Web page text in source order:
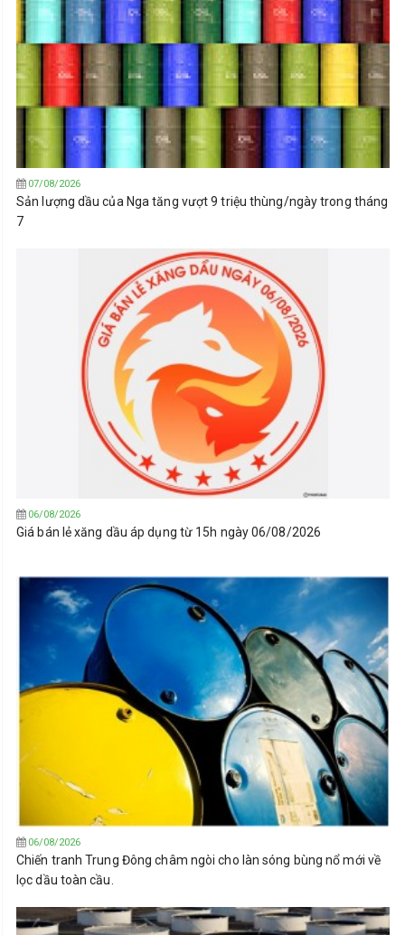
07/08/2026
Sản lượng dầu của Nga tăng vượt 9 triệu thùng/ngày trong tháng
7
06/08/2026
Giá bán lẻ xăng dầu áp dụng từ 15h ngày 06/08/2026
06/08/2026
Chiến tranh Trung Đông châm ngòi cho làn sóng bùng nổ mới về
lọc dầu toàn cầu.